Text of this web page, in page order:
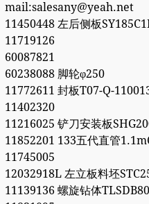
mail:salesany@yeah.net
11450448 左后侧板
11719126
60087821
60238088 脚轮φ250
11772611 封板T07-Q-
11402320
11216025 铲刀安装板
11852201 133五代直管
11745005
12032918L 左立板料坯
11139136 螺旋钻体